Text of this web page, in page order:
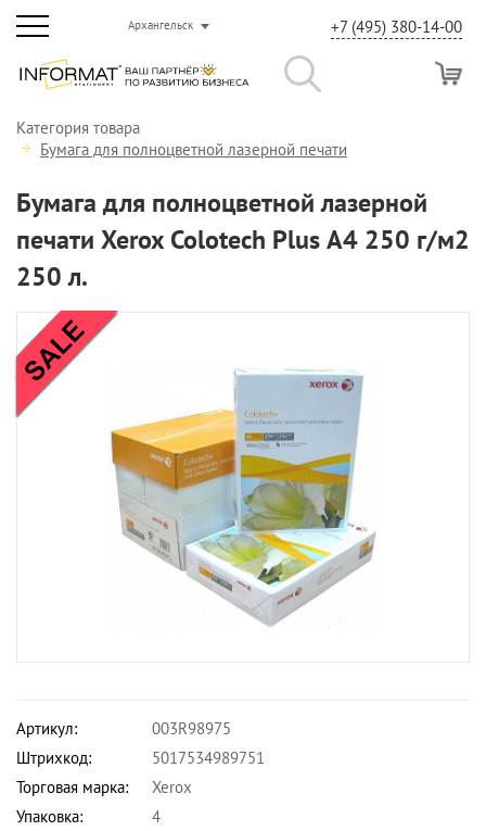
Архангельск +7 (495) 380-14-00
Категория товара
Бумага для полноцветной лазерной печати
Бумага для полноцветной лазерной
печати Xerox Colotech Plus А4 250 г/м2
250 л.
Артикул:
003R98975
Штрихкод:
5017534989751
Торговая марка:
Xerox
Упаковка:
4